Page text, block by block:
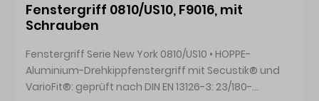
Fenstergriff 0810/US10, F9016, mit
Schrauben
Fenstergriff Serie New York 0810/US10 • HOPPE-
Aluminium-Drehkippfenstergriff mit Secustik® und
VarioFit®: geprüft nach DIN EN 13126-3: 23/180-